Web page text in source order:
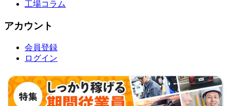
工場コラム
アカウント
会員登録
ログイン